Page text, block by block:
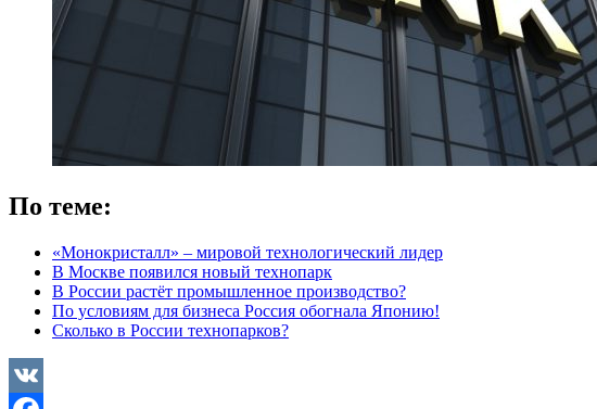
По теме:
«Монокристалл» – мировой технологический лидер
В Москве появился новый технопарк
В России растёт промышленное производство?
По условиям для бизнеса Россия обогнала Японию!
Сколько в России технопарков?